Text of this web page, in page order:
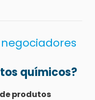
químicos?
produtos